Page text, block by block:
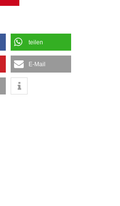
teilen
E-Mail